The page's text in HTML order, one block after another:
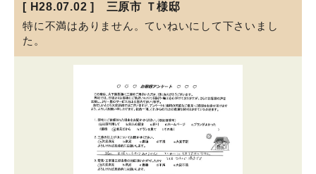
[ H28.07.02 ] 三原市 Ｔ様邸
特に不満はありません。ていねいにして下さいまし
た。